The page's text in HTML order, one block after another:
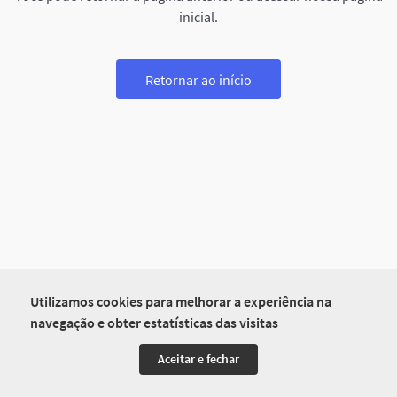
Utilizamos cookies para melhorar a experiência na
navegação e obter estatísticas das visitas
Aceitar e fechar
inicial.
Retornar ao início